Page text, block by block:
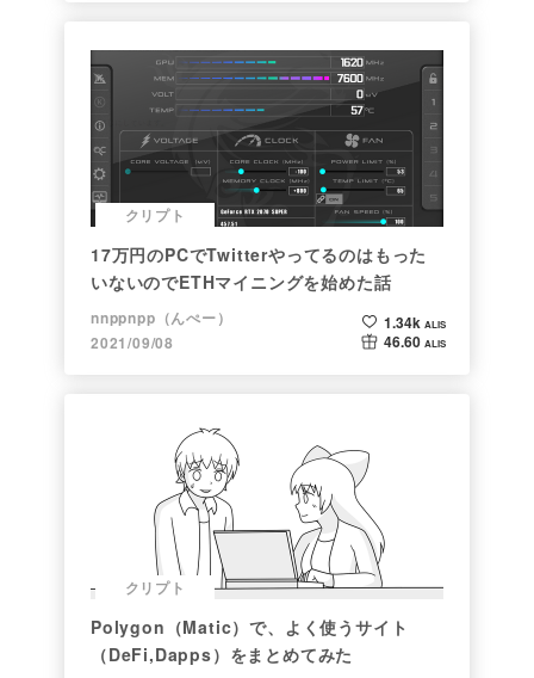
クリプト
17万円のPCでTwitterやってるのはもった
いないのでETHマイニングを始めた話
nnppnpp（んぺー）
2021/09/08
1.34k ALIS
46.60 ALIS
クリプト
Polygon（Matic）で、よく使うサイト
（DeFi,Dapps）をまとめてみた